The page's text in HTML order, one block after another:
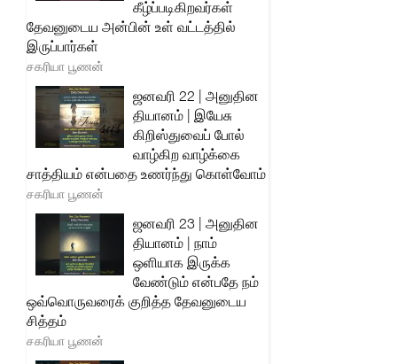
கீழ்ப்படிகிறவர்கள்
தேவனுடைய அன்பின் உள் வட்டத்தில்
இருப்பார்கள்
சகரியா பூணன்
ஜனவரி 22 | அனுதின
தியானம் | இயேசு
கிறிஸ்துவைப் போல்
வாழ்கிற வாழ்க்கை
சாத்தியம் என்பதை உணர்ந்து கொள்வோம்
சகரியா பூணன்
ஜனவரி 23 | அனுதின
தியானம் | நாம்
ஒளியாக இருக்க
வேண்டும் என்பதே நம்
ஒவ்வொருவரைக் குறித்த தேவனுடைய
சித்தம்
சகரியா பூணன்